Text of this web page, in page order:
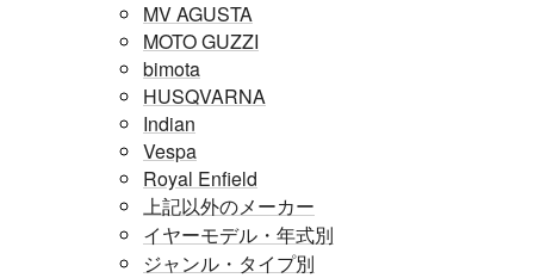
MV AGUSTA
MOTO GUZZI
bimota
HUSQVARNA
Indian
Vespa
Royal Enfield
上記以外のメーカー
イヤーモデル・年式別
ジャンル・タイプ別